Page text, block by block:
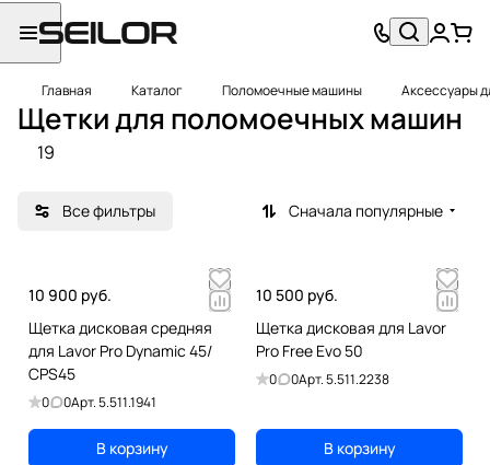
Главная Каталог Поломоечные машины Аксессуары
Щетки для поломоечных машин
19
Все фильтры Сначала популярные
10 900 руб.
Щетка дисковая средняя
для Lavor Pro Dynamic 45/
CPS45
0 0Арт.5.511.1941
В корзину
10 500 руб.
Щетка дисковая для Lavor
Pro Free Evo 50
0 0Арт.5.511.2238
В корзину